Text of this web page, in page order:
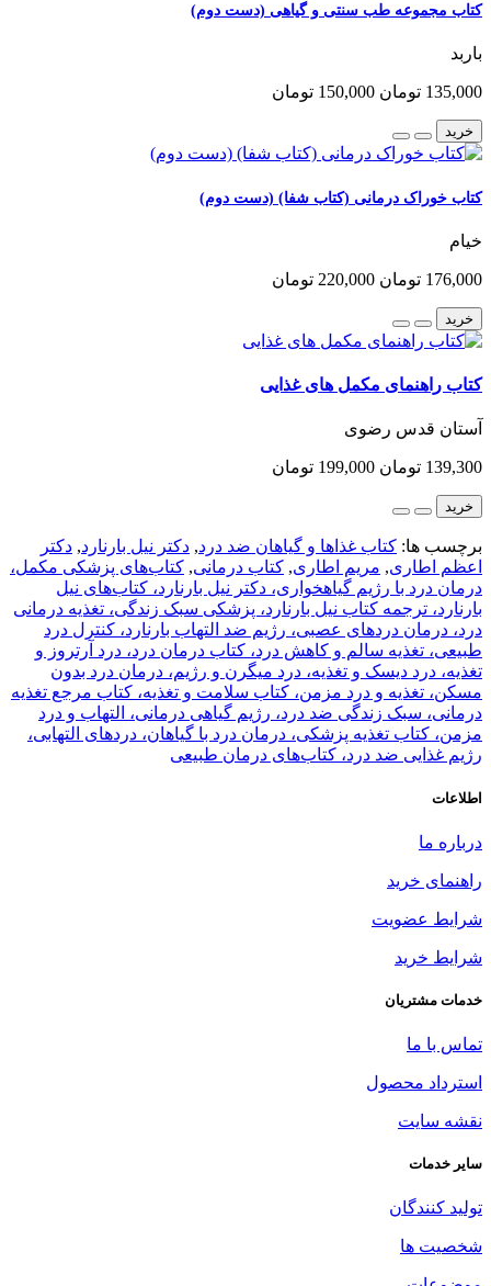
کتاب مجموعه طب سنتی و گیاهی (دست دوم)
باربد
135,000 تومان 150,000 تومان
خرید
کتاب خوراک درمانی (کتاب شفا) (دست دوم)
خیام
176,000 تومان 220,000 تومان
خرید
کتاب راهنمای مکمل های غذایی
آستان قدس رضوی
139,300 تومان 199,000 تومان
خرید
برچسب ها: کتاب غذاها و گیاهان ضد درد, دکتر نیل بارنارد, دکتر
اعظم اطاری, مریم اطاری, کتاب درمانی, کتاب‌های پزشکی مکمل،
درمان درد با رژیم گیاهخواری، دکتر نیل بارنارد، کتاب‌های نیل
بارنارد، ترجمه کتاب نیل بارنارد، پزشکی سبک زندگی، تغذیه درمانی
درد، درمان دردهای عصبی، رژیم ضد التهاب بارنارد، کنترل درد
طبیعی، تغذیه سالم و کاهش درد، کتاب درمان درد، درد آرتروز و
تغذیه، درد دیسک و تغذیه، درد میگرن و رژیم، درمان درد بدون
مسکن، تغذیه و درد مزمن، کتاب سلامت و تغذیه، کتاب مرجع تغذیه
درمانی، سبک زندگی ضد درد، رژیم گیاهی درمانی، التهاب و درد
مزمن، کتاب تغذیه پزشکی، درمان درد با گیاهان، دردهای التهابی،
رژیم غذایی ضد درد، کتاب‌های درمان طبیعی
اطلاعات
درباره ما
راهنمای خرید
شرایط عضویت
شرایط خرید
خدمات مشتریان
تماس با ما
استرداد محصول
نقشه سایت
سایر خدمات
تولید کنندگان
شخصیت ها